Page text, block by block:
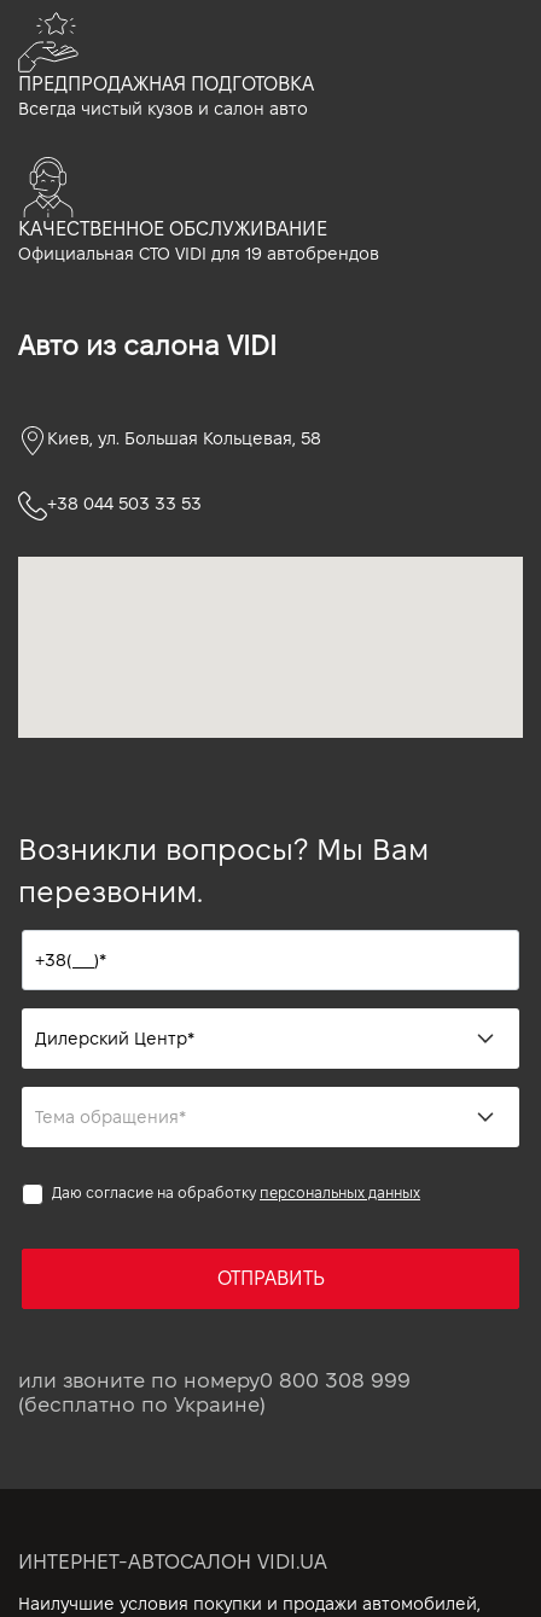
ПРЕДПРОДАЖНАЯ ПОДГОТОВКА
Всегда чистый кузов и салон авто
КАЧЕСТВЕННОЕ ОБСЛУЖИВАНИЕ
Официальная СТО VIDI для 19 автобрендов
Авто из салона VIDI
Киев, ул. Большая Кольцевая, 58
+38 044 503 33 53
Возникли вопросы? Мы Вам
перезвоним.
Даю согласие на обработку персональных данных
ОТПРАВИТЬ
или звоните по номеру0 800 308 999
(бесплатно по Украине)
ИНТЕРНЕТ-АВТОСАЛОН VIDI.UA
Наилучшие условия покупки и продажи автомобилей,